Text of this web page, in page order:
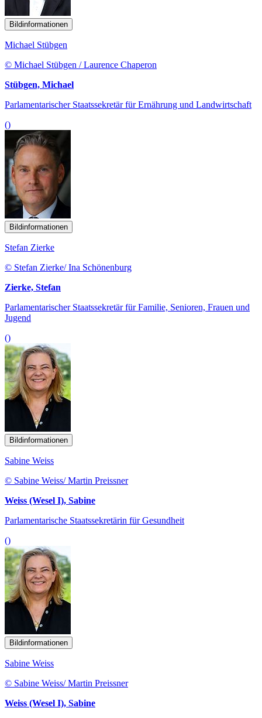
Bildinformationen
Michael Stübgen
© Michael Stübgen / Laurence Chaperon
Stübgen, Michael
Parlamentarischer Staatssekretär für Ernährung und Landwirtschaft
()
Bildinformationen
Stefan Zierke
© Stefan Zierke/ Ina Schönenburg
Zierke, Stefan
Parlamentarischer Staatssekretär für Familie, Senioren, Frauen und
Jugend
()
Bildinformationen
Sabine Weiss
© Sabine Weiss/ Martin Preissner
Weiss (Wesel I), Sabine
Parlamentarische Staatssekretärin für Gesundheit
()
Bildinformationen
Sabine Weiss
© Sabine Weiss/ Martin Preissner
Weiss (Wesel I), Sabine